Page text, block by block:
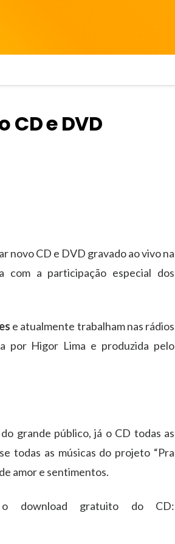
e DVD
novo CD e DVD gravado ao vivo na
a participação especial dos
e atualmente trabalham nas rádios
por Higor Lima e produzida pelo
grande público, já o CD todas as
todas as músicas do projeto “Pra
amor e sentimentos.
download gratuito do CD: